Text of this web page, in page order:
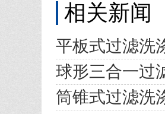
相关新闻
平板式过滤洗
球形三合一过
筒锥式过滤洗